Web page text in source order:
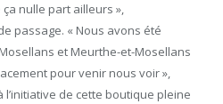
ça nulle part ailleurs »,
passage. « Nous avons été
et Meurthe-et-Mosellans
pour venir nous voir »,
l’initiative de cette boutique pleine